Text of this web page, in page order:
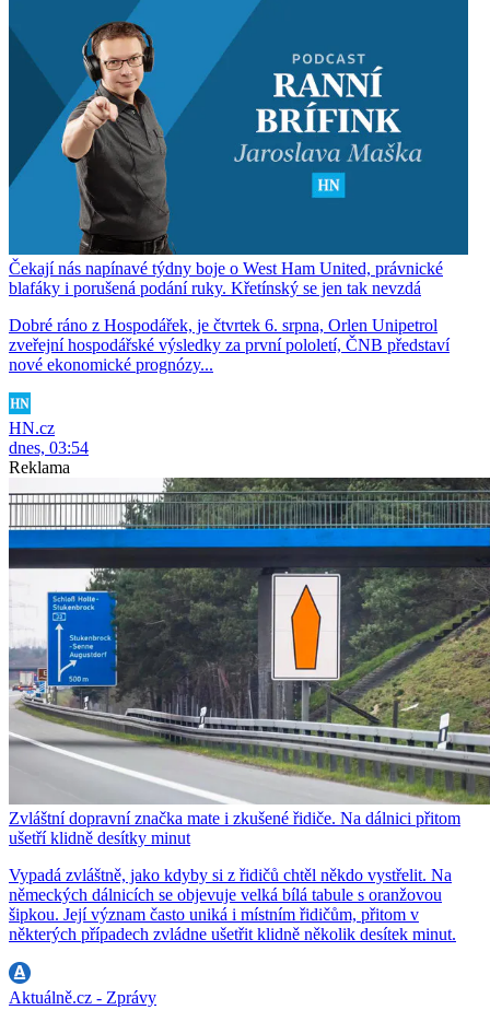
Čekají nás napínavé týdny boje o West Ham United, právnické
blafáky i porušená podání ruky. Křetínský se jen tak nevzdá
Dobré ráno z Hospodářek, je čtvrtek 6. srpna, Orlen Unipetrol
zveřejní hospodářské výsledky za první pololetí, ČNB představí
nové ekonomické prognózy...
HN.cz
dnes, 03:54
Reklama
Zvláštní dopravní značka mate i zkušené řidiče. Na dálnici přitom
ušetří klidně desítky minut
Vypadá zvláštně, jako kdyby si z řidičů chtěl někdo vystřelit. Na
německých dálnicích se objevuje velká bílá tabule s oranžovou
šipkou. Její význam často uniká i místním řidičům, přitom v
některých případech zvládne ušetřit klidně několik desítek minut.
Aktuálně.cz - Zprávy